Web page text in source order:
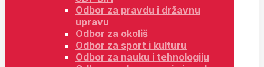
Odbor za pravdu i državnu
upravu
Odbor za okoliš
Odbor za sport i kulturu
Odbor za nauku i tehnologiju